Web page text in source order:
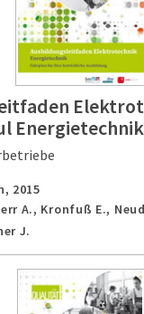
Energietechnik
2015
A., Kronfuß E.,
J.